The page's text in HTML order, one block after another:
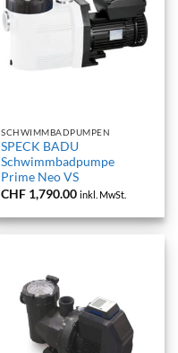
SCHWIMMBADPUMPEN
SPECK BADU
Schwimmbadpumpe
Prime Neo VS
CHF 1,790.00 inkl. MwSt.